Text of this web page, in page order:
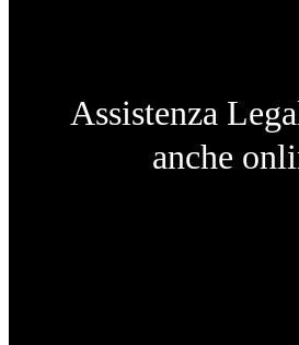
Assistenza
anche